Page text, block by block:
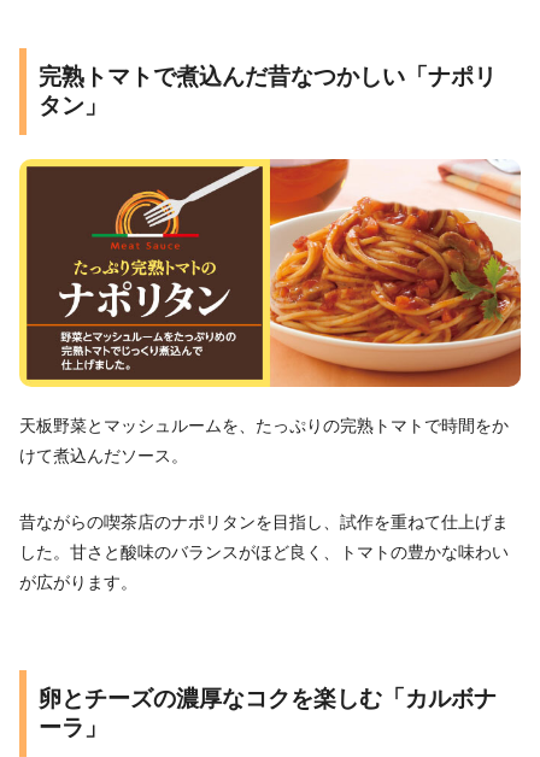
完熟トマトで煮込んだ昔なつかしい「ナポリ
タン」
天板野菜とマッシュルームを、たっぷりの完熟トマトで時間をか
けて煮込んだソース。
昔ながらの喫茶店のナポリタンを目指し、試作を重ねて仕上げま
した。甘さと酸味のバランスがほど良く、トマトの豊かな味わい
が広がります。
卵とチーズの濃厚なコクを楽しむ「カルボナ
ーラ」